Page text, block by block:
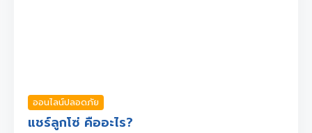
ออนไลน์ปลอดภัย
แชร์ลูกโซ่ คืออะไร?